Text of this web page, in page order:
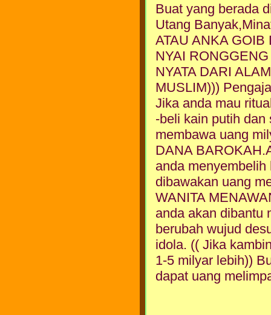
Buat yang berada
Utang
ATAU ANKA GOIB
NYAI
NYATA DARI
MUSLIM)))
Jika anda mau
-beli kain putih dan
membawa uang
DANA
anda
dibawakan uang
WANITA
anda akan dibantu
berubah wujud
idola. (( Jika
1-5 milyar lebih))
dapat uang